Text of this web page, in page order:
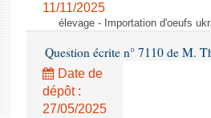
11/11/2025
élevage - Importation d'oeufs
Question écrite n° 7110 de M.
Date de
dépôt :
27/05/2025